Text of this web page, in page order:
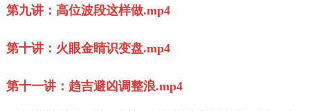
第九讲：高位波段这样做.mp4
第十讲：火眼金睛识变盘.mp4
第十一讲：趋吉避凶调整浪.mp4